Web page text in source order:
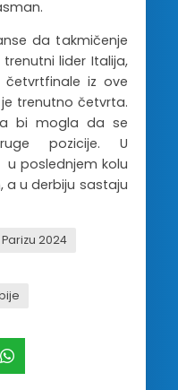
da takmičenje
lider Italija,
četvrtfinale iz ove
trenutno četvrta.
bi mogla da se
pozicije. U
u poslednjem kolu
a u derbiju sastaju
2024